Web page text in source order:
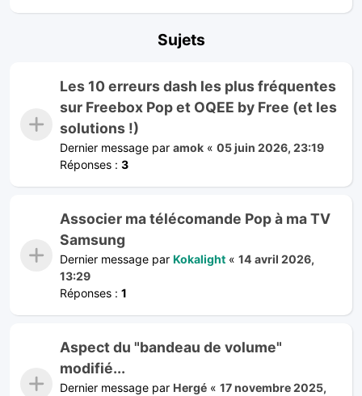
Sujets
Les 10 erreurs dash les plus fréquentes
sur Freebox Pop et OQEE by Free (et les
solutions !)
Dernier message par amok « 05 juin 2026, 23:19
Réponses : 3
Associer ma télécomande Pop à ma TV
Samsung
Dernier message par Kokalight « 14 avril 2026,
13:29
Réponses : 1
Aspect du "bandeau de volume"
modifié...
Dernier message par Hergé « 17 novembre 2025,